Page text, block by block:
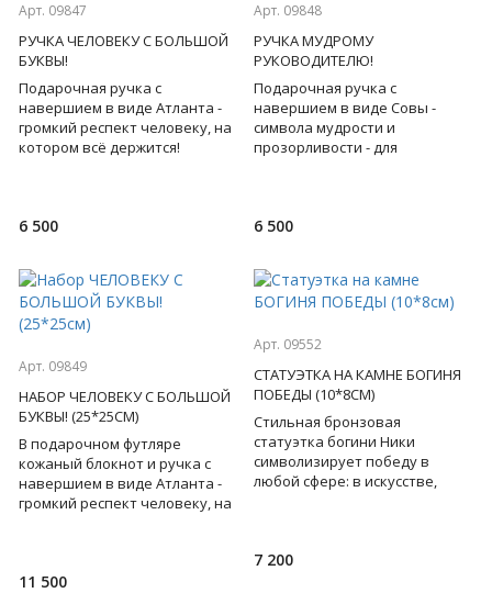
Арт. 09847
РУЧКА ЧЕЛОВЕКУ С БОЛЬШОЙ
БУКВЫ!
Подарочная ручка с
навершием в виде Атланта -
громкий респект человеку, на
котором всё держится!
6 500
Арт. 09848
РУЧКА МУДРОМУ
РУКОВОДИТЕЛЮ!
Подарочная ручка с
навершием в виде Совы -
символа мудрости и
прозорливости - для
6 500
Арт. 09849
НАБОР ЧЕЛОВЕКУ С БОЛЬШОЙ
БУКВЫ! (25*25СМ)
В подарочном футляре
кожаный блокнот и ручка с
навершием в виде Атланта -
громкий респект человеку, на
11 500
Арт. 09552
СТАТУЭТКА НА КАМНЕ БОГИНЯ
ПОБЕДЫ (10*8СМ)
Стильная бронзовая
статуэтка богини Ники
символизирует победу в
любой сфере: в искусстве,
7 200